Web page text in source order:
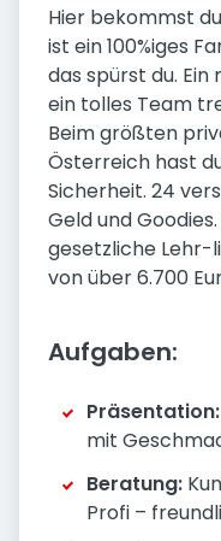
Hier bekommst
ist ein 100%iges
das spürst du.
ein tolles Team
Beim größten
Österreich hast
Sicherheit. 24
Geld und
gesetzliche Lehr-
von über 6.700
Aufgaben:
Präsentation:
mit
Beratung:
Profi –